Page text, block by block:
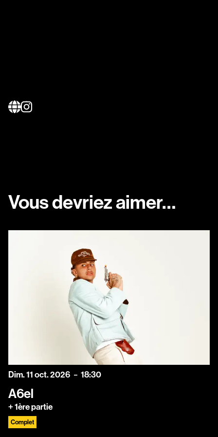
Vous devriez aimer…
dimanche
Dim.11octobre
oct.2026 18:30
A6el
+ 1ère partie
Complet